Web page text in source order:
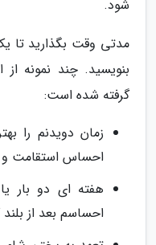
شود.
مدتی وقت بگذارید تا
بنویسید. چند نمونه
گرفته شده است:
زمان دویدنم را
احساس استقامت و
هفته ای دو بار
احساسم بعد از